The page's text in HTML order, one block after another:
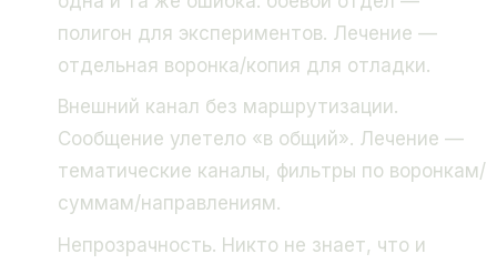
полигон для экспериментов. Лечение —
отдельная воронка/копия для отладки.
Внешний канал без маршрутизации.
Сообщение улетело «в общий». Лечение —
тематические каналы, фильтры по воронкам/
суммам/направлениям.
Непрозрачность. Никто не знает, что и